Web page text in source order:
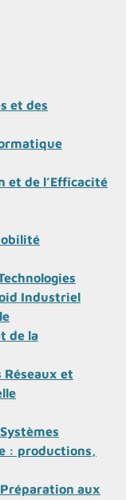
et des
et de l’Efficacité
Industriel
de la
et
: productions,
aux